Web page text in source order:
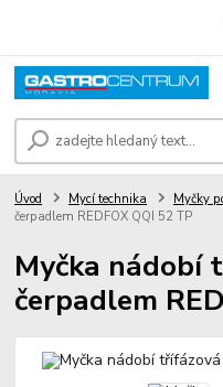
Úvod Mycí technika Myčky
čerpadlem REDFOX QQI 52 TP
Myčka nádobí
čerpadlem